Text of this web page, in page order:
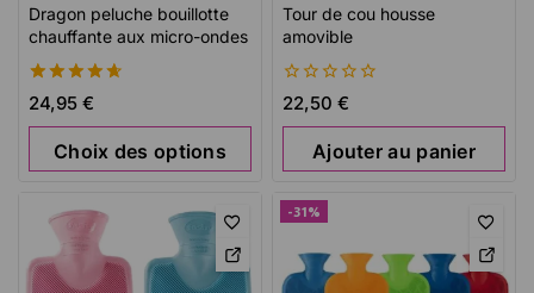
Dragon peluche bouillotte
chauffante aux micro-ondes
4.69
de 5
24,95 €
Choix des options
Tour de cou housse
amovible
0
de
5
22,50 €
Ajouter au panier
-31%